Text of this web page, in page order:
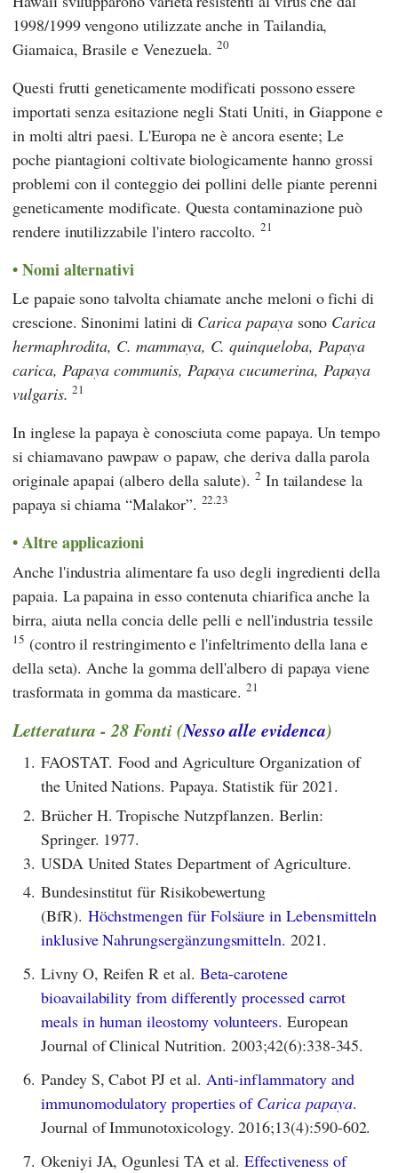
1998/1999 vengono utilizzate anche in Tailandia,
Giamaica, Brasile e Venezuela.20
Questi frutti geneticamente modificati possono essere
importati senza esitazione negli Stati Uniti, in Giappone e
in molti altri paesi. L'Europa ne è ancora esente; Le
poche piantagioni coltivate biologicamente hanno grossi
problemi con il conteggio dei pollini delle piante perenni
geneticamente modificate. Questa contaminazione può
rendere inutilizzabile l'intero raccolto. 21
Nomi alternativi
Le papaie sono talvolta chiamate anche meloni o fichi di
crescione. Sinonimi latini di Carica papayasono Carica
hermaphrodita, C. mammaya, C. quinqueloba, Papaya
carica, Papaya communis, Papaya cucumerina, Papaya
vulgaris. 21
In inglese la papaya è conosciuta come papaya. Un tempo
si chiamavano pawpaw o papaw, che deriva dalla parola
originale apapai (albero della salute). 2 In tailandese la
papaya si chiama “Malakor”. 22.23
Altre applicazioni
Anche l'industria alimentare fa uso degli ingredienti della
papaia. La papaina in esso contenuta chiarifica anche la
birra, aiuta nella concia delle pelli e nell'industria tessile
15 (contro il restringimento e l'infeltrimento della lana e
della seta). Anche la gomma dell'albero di papaya viene
trasformata in gomma da masticare.21
Letteratura - 28 Fonti (Nesso alle evidenca)
1. FAOSTAT. Food and Agriculture Organization of
the United Nations. Papaya. Statistik für 2021.
2. Brücher H. Tropische Nutzpflanzen. Berlin:
Springer. 1977.
3. USDA United States Department of Agriculture.
4. Bundesinstitut für Risikobewertung
(BfR). Höchstmengen für Folsäure in Lebensmitteln
inklusive Nahrungsergänzungsmitteln. 2021.
5. Livny O, Reifen R et al. Beta-carotene
bioavailability from differently processed carrot
meals in human ileostomy volunteers. European
Journal of Clinical Nutrition. 2003;42(6):338-345.
6. Pandey S, Cabot PJ et al. Anti-inflammatory and
immunomodulatory properties of Carica papaya.
Journal of Immunotoxicology. 2016;13(4):590-602.
7. Okeniyi JA, Ogunlesi TA et al.Effectiveness of